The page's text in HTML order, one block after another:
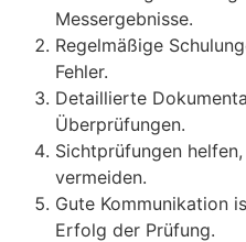
Messergebnisse.
Regelmäßige
Fehler.
Detaillierte
Überprüfungen.
Sichtprüfungen
vermeiden.
Gute Kommunikation
Erfolg der Prüfung.